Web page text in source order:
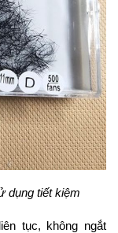
dụng tiết kiệm
tục, không ngắt